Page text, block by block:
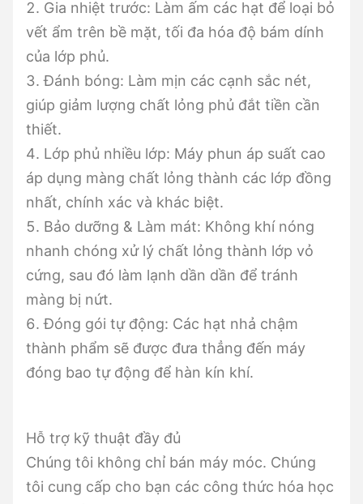
2. Gia nhiệt trước: Làm ấm các hạt để loại bỏ
vết ẩm trên bề mặt, tối đa hóa độ bám dính
của lớp phủ.
3. Đánh bóng: Làm mịn các cạnh sắc nét,
giúp giảm lượng chất lỏng phủ đắt tiền cần
thiết.
4. Lớp phủ nhiều lớp: Máy phun áp suất cao
áp dụng màng chất lỏng thành các lớp đồng
nhất, chính xác và khác biệt.
5. Bảo dưỡng & Làm mát: Không khí nóng
nhanh chóng xử lý chất lỏng thành lớp vỏ
cứng, sau đó làm lạnh dần dần để tránh
màng bị nứt.
6. Đóng gói tự động: Các hạt nhả chậm
thành phẩm sẽ được đưa thẳng đến máy
đóng bao tự động để hàn kín khí.
Hỗ trợ kỹ thuật đầy đủ
Chúng tôi không chỉ bán máy móc. Chúng
tôi cung cấp cho bạn các công thức hóa học